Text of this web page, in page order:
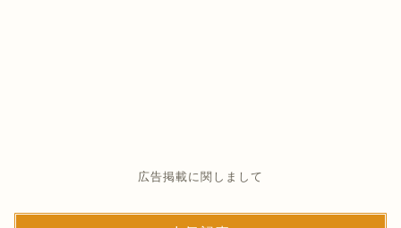
広告掲載に関しまして